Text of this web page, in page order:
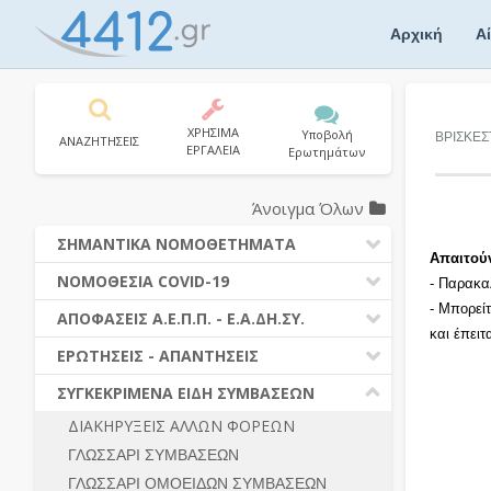
Αρχική
-
-
και
ΑΝΑΖΗΤΗΣΕΙΣ
ΧΡΗΣΙΜΑ
ΕΡΓΑΛΕΙΑ
Υποβολή
Ερωτημάτων
Άνοιγμα Όλων
ΣΗΜΑΝΤΙΚΑ ΝΟΜΟΘΕΤΗΜΑΤΑ
ΔΗΜΟΣΙΕΣ ΣΥΜΒΑΣΕΙΣ (Ν. 4412/2016)
ΔΗΜΟΤΙΚΟΣ ΚΩΔΙΚΑΣ (Ν.3463/2006)
ΚΑΛΛΙΚΡΑΤΗΣ (Ν.3852/2010)
ΝΟΜΟΘΕΣΙΑ - ΝΟΜΟΛΟΓΙΑ (ΣΥΝΟΛΟ)
ΝΟΜΟΘΕΣΙΑ COVID-19
ΝΟΜΟΘΕΣΙΑ - ΝΟΜΟΛΟΓΙΑ COVID -19
ΕΡΩΤΗΣΕΙΣ - ΑΠΑΝΤΗΣΕΙΣ
ΑΠΟΦΑΣΕΙΣ Α.Ε.Π.Π. - Ε.Α.ΔΗ.ΣΥ.
ΠΡΟΔΙΚΑΣΤΙΚΗ ΠΡΟΣΦΥΓΗ
ΓΕΝΙΚΟΙ ΚΑΝΟΝΕΣ
ΔΙΚΑΙΟΥΜΕΝΟΙ ΣΥΜΜΕΤΟΧΗΣ
ΠΡΟΣΦΟΡΕΣ – ΔΙΚΑΙΟΛΟΓΗΤΙΚΑ
ΣΥΜΜΕΤΟΧΗΣ
ΕΡΩΤΗΣΕΙΣ - ΑΠΑΝΤΗΣΕΙΣ
Ν. 4782/2021 - ΤΡΟΠΟΠΟΙΗΣΗ
4412/2016
ΔΙΕΞΑΓΩΓΗ ΔΙΑΔΙΚΑΣΙΑΣ
ΔΙΑΔΙΚΑΣΙΕΣ ΑΝΑΘΕΣΗΣ
ΣΥΓΚΕΚΡΙΜΕΝΑ ΕΙΔΗ ΣΥΜΒΑΣΕΩΝ
ΔΙΑΚΗΡΥΞΕΙΣ ΑΛΛΩΝ ΦΟΡΕΩΝ
ΓΛΩΣΣΑΡΙ ΣΥΜΒΑΣΕΩΝ
ΓΛΩΣΣΑΡΙ ΟΜΟΕΙΔΩΝ ΣΥΜΒΑΣΕΩΝ